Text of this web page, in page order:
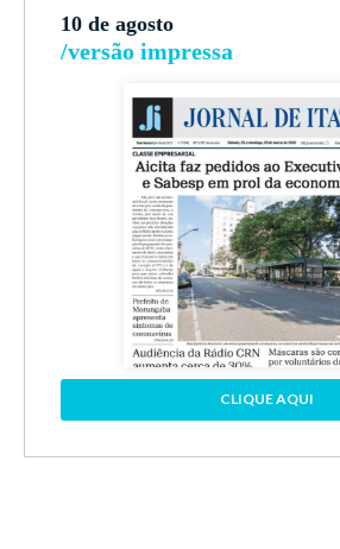
10 de agosto
/versão impressa
CLIQUE AQUI